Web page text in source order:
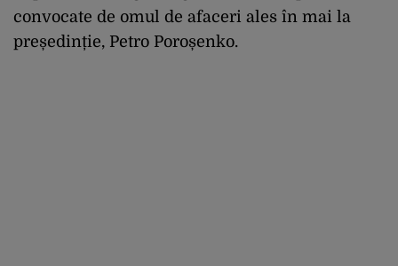
convocate de omul de afaceri ales în mai la
președinție, Petro Poroșenko.